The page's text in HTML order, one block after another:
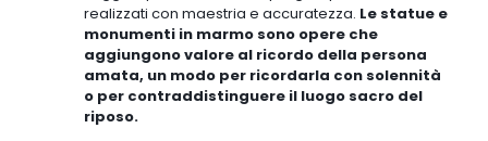
realizzati con maestria e accuratezza. Le statue e
monumenti in marmo sono opere che
aggiungono valore al ricordo della persona
amata, un modo per ricordarla con solennità
o per contraddistinguere il luogo sacro del
riposo.